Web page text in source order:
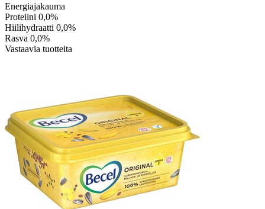
Energiajakauma
Proteiini 0,0%
Hiilihydraatti 0,0%
Rasva 0,0%
Vastaavia tuotteita